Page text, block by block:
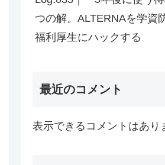
つの解。ALTERNAを学資
福利厚生にハックする
最近のコメント
表示できるコメントはあり